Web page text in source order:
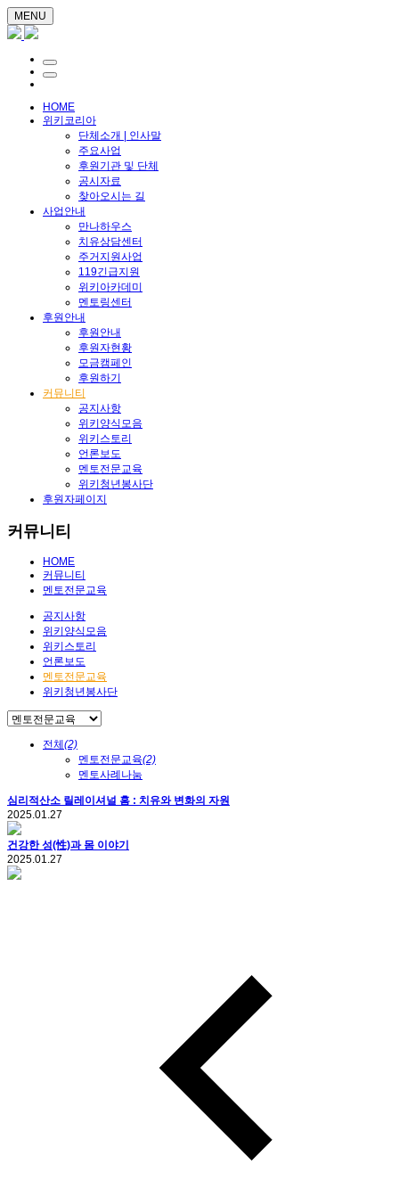
MENU
HOME
위키코리아
단체소개 | 인사말
주요사업
후원기관 및 단체
공시자료
찾아오시는 길
사업안내
만나하우스
치유상담센터
주거지원사업
119긴급지원
위키아카데미
멘토링센터
후원안내
후원안내
후원자현황
모금캠페인
후원하기
커뮤니티
공지사항
위키양식모음
위키스토리
언론보도
멘토전문교육
위키청년봉사단
후원자페이지
커뮤니티
HOME
커뮤니티
멘토전문교육
공지사항
위키양식모음
위키스토리
언론보도
멘토전문교육
위키청년봉사단
전체(2)
멘토전문교육(2)
멘토사례나눔
심리적산소 릴레이셔널 홈 : 치유와 변화의 자원
2025.01.27
건강한 성(性)과 몸 이야기
2025.01.27